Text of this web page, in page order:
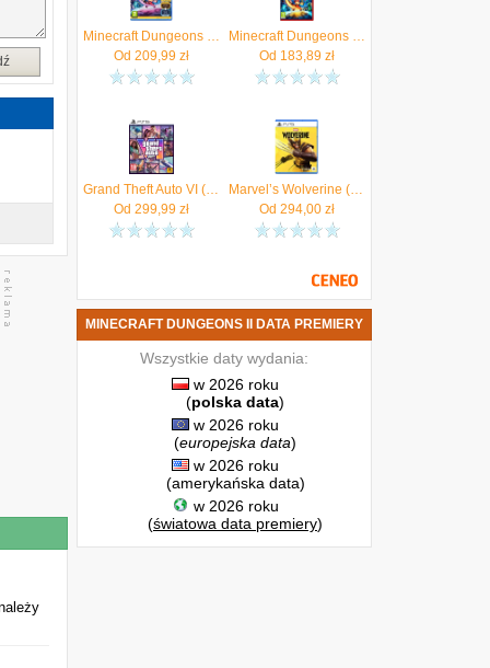
Minecraft Dungeons II Deluxe Edition (Gra PS5)
Od 209,99 zł
Minecraft Dungeons II (Gra NS2)
Od 183,89 zł
Grand Theft Auto VI (Gra PS5)
Od 299,99 zł
Marvel’s Wolverine (Gra PS5)
Od 294,00 zł
MINECRAFT DUNGEONS II DATA PREMIERY
Wszystkie daty wydania:
w 2026 roku
(polska data)
w 2026 roku
(europejska data)
w 2026 roku
(amerykańska data)
w 2026 roku
(światowa data premiery)